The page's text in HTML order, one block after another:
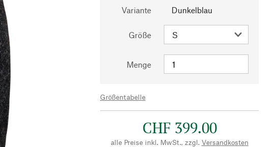
Variante Dunkelblau
Größe
Menge
Größentabelle
CHF 399.00
alle Preise inkl. MwSt., zzgl. Versandkosten